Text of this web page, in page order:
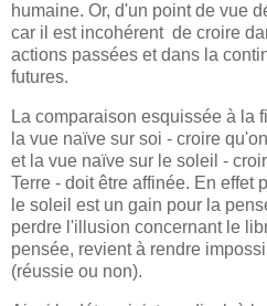
humaine. Or, d'un point de vue
car il est incohérent de croire
actions passées et dans la
futures.
La comparaison esquissée à la
la vue naïve sur soi - croire
et la vue naïve sur le soleil -
Terre - doit être affinée. En effet
le soleil est un gain pour la
perdre l'illusion concernant le
pensée, revient à rendre
(réussie ou non).